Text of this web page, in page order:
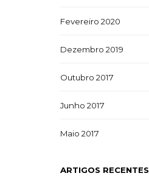
Fevereiro 2020
Dezembro 2019
Outubro 2017
Junho 2017
Maio 2017
ARTIGOS RECENTES